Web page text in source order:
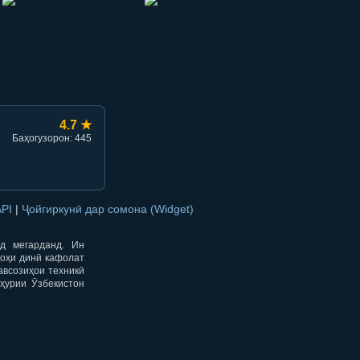
4.7 ★
Баҳогузорон: 445
| Ҷойгиркунӣ дар сомона (Widget)
мегарданд. Ин
динӣ кафолат
техникӣ
Ӯзбекистон